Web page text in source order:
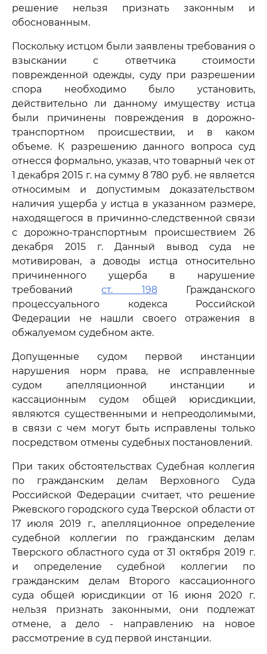
решение нельзя признать законным и
обоснованным.
Поскольку истцом были заявлены требования о
взыскании с ответчика стоимости
поврежденной одежды, суду при разрешении
спора необходимо было установить,
действительно ли данному имуществу истца
были причинены повреждения в дорожно-
транспортном происшествии, и в каком
объеме. К разрешению данного вопроса суд
отнесся формально, указав, что товарный чек от
1 декабря 2015 г. на сумму 8 780 руб. не является
относимым и допустимым доказательством
наличия ущерба у истца в указанном размере,
находящегося в причинно-следственной связи
с дорожно-транспортным происшествием 26
декабря 2015 г. Данный вывод суда не
мотивирован, а доводы истца относительно
причиненного ущерба в нарушение
требованийст. 198Гражданского
процессуального кодекса Российской
Федерации не нашли своего отражения в
обжалуемом судебном акте.
Допущенные судом первой инстанции
нарушения норм права, не исправленные
судом апелляционной инстанции и
кассационным судом общей юрисдикции,
являются существенными и непреодолимыми,
в связи с чем могут быть исправлены только
посредством отмены судебных постановлений.
При таких обстоятельствах Судебная коллегия
по гражданским делам Верховного Суда
Российской Федерации считает, что решение
Ржевского городского суда Тверской области от
17 июля 2019 г., апелляционное определение
судебной коллегии по гражданским делам
Тверского областного суда от 31 октября 2019 г.
и определение судебной коллегии по
гражданским делам Второго кассационного
суда общей юрисдикции от 16 июня 2020 г.
нельзя признать законными, они подлежат
отмене, а дело - направлению на новое
рассмотрение в суд первой инстанции.